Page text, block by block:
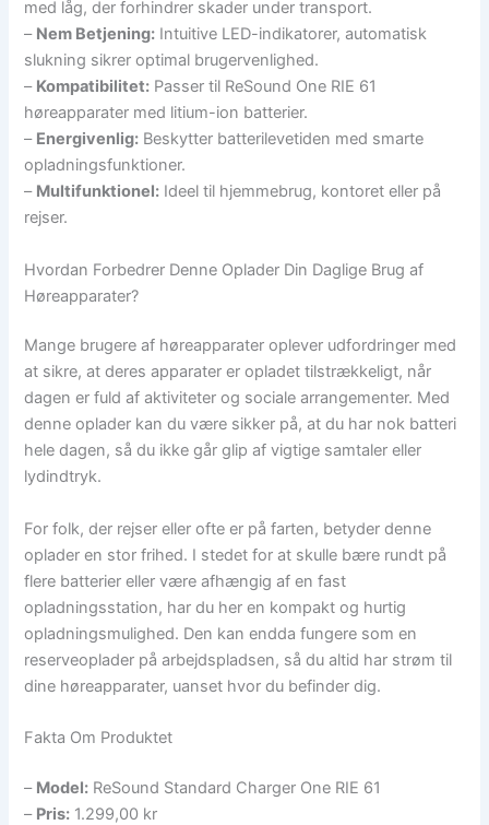
med låg, der forhindrer skader under transport.
– Nem Betjening: Intuitive LED-indikatorer, automatisk
slukning sikrer optimal brugervenlighed.
– Kompatibilitet: Passer til ReSound One RIE 61
høreapparater med litium-ion batterier.
– Energivenlig: Beskytter batterilevetiden med smarte
opladningsfunktioner.
– Multifunktionel: Ideel til hjemmebrug, kontoret eller på
rejser.
Hvordan Forbedrer Denne Oplader Din Daglige Brug af
Høreapparater?
Mange brugere af høreapparater oplever udfordringer med
at sikre, at deres apparater er opladet tilstrækkeligt, når
dagen er fuld af aktiviteter og sociale arrangementer. Med
denne oplader kan du være sikker på, at du har nok batteri
hele dagen, så du ikke går glip af vigtige samtaler eller
lydindtryk.
For folk, der rejser eller ofte er på farten, betyder denne
oplader en stor frihed. I stedet for at skulle bære rundt på
flere batterier eller være afhængig af en fast
opladningsstation, har du her en kompakt og hurtig
opladningsmulighed. Den kan endda fungere som en
reserveoplader på arbejdspladsen, så du altid har strøm til
dine høreapparater, uanset hvor du befinder dig.
Fakta Om Produktet
– Model: ReSound Standard Charger One RIE 61
– Pris: 1.299,00 kr